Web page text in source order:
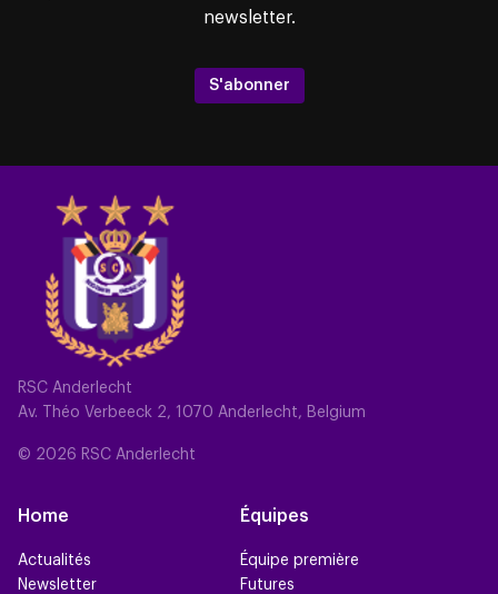
RSC Anderlecht
Av. Théo Verbeeck 2, 1070 Anderlecht, Belgium
© 2026 RSC Anderlecht
Home
Actualités
Newsletter
Équipes
Équipe première
Futures
newsletter.
S'abonner